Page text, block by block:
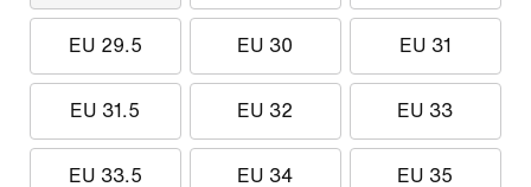
EU 29.5 EU 30 EU 31
EU 31.5 EU 32 EU 33
EU 33.5 EU 34 EU 35